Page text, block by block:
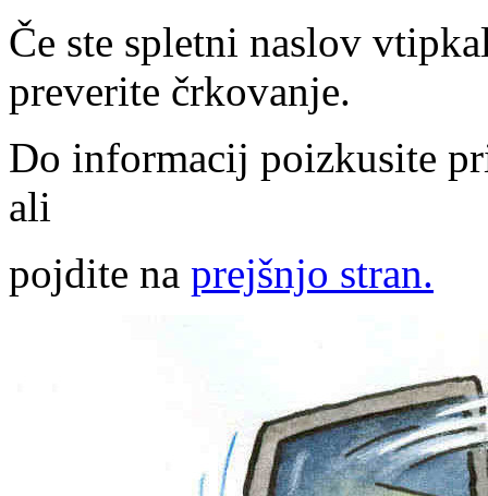
Če ste spletni naslov
preverite črkovanje.
Do informacij poizkusite
ali
pojdite na prejšnjo stran.